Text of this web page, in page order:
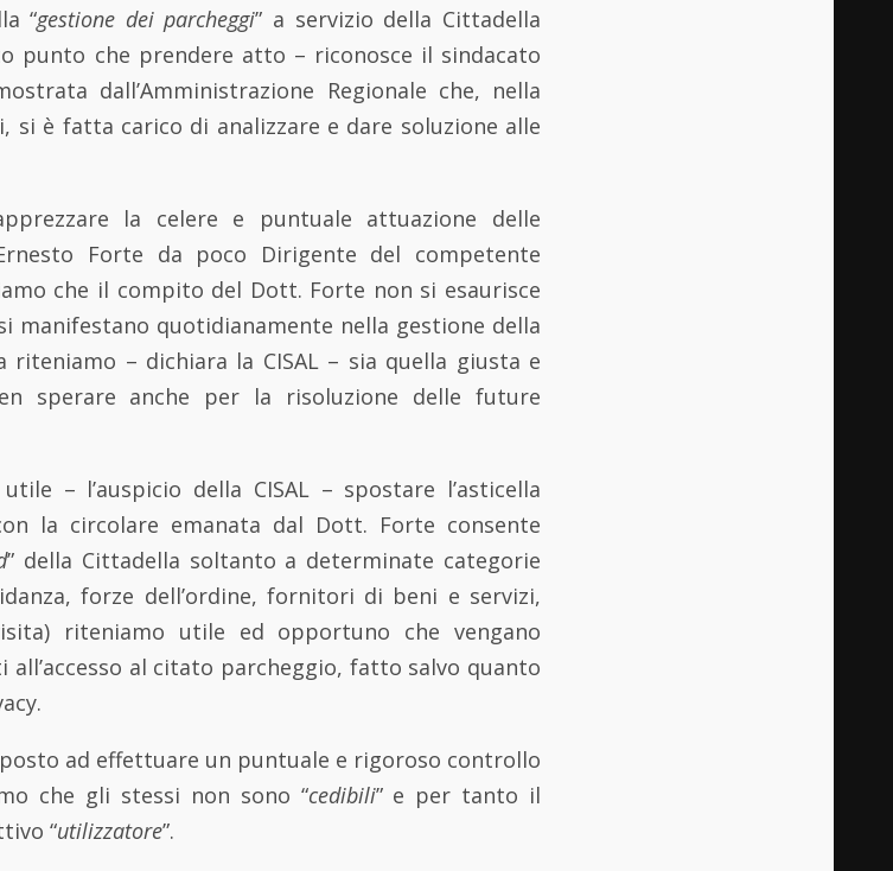
“gestione dei parcheggi” a servizio della Cittadella
punto che prendere atto – riconosce il sindacato
dall’Amministrazione Regionale che, nella
si è fatta carico di analizzare e dare soluzione alle
la celere e puntuale attuazione delle
Forte da poco Dirigente del competente
che il compito del Dott. Forte non si esaurisce
manifestano quotidianamente nella gestione della
riteniamo – dichiara la CISAL – sia quella giusta e
sperare anche per la risoluzione delle future
– l’auspicio della CISAL – spostare l’asticella
la circolare emanata dal Dott. Forte consente
” della Cittadella soltanto a determinate categorie
forze dell’ordine, fornitori di beni e servizi,
riteniamo utile ed opportuno che vengano
all’accesso al citato parcheggio, fatto salvo quanto
ad effettuare un puntuale e rigoroso controllo
che gli stessi non sono “cedibili” e per tanto il
“utilizzatore”.